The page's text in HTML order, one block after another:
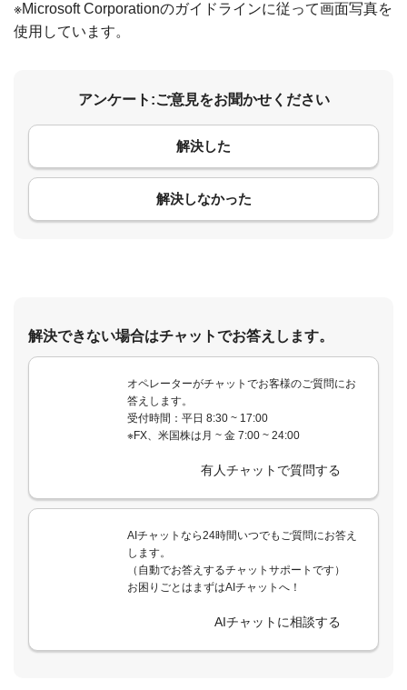
※Microsoft Corporationのガイドラインに従って画面写真を
使用しています。
アンケート:ご意見をお聞かせください
解決した
解決しなかった
コメント
解決できない場合はチャットでお答えします。
オペレーターがチャットでお客様のご質問にお
答えします。
受付時間：平日 8:30 ~ 17:00
※FX、米国株は月 ~ 金 7:00 ~ 24:00
有人チャットで質問する
AIチャットなら24時間いつでもご質問にお答え
します。
（自動でお答えするチャットサポートです）
お困りごとはまずはAIチャットへ！
AIチャットに相談する